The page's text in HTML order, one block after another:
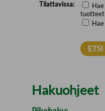
Tilattavissa:
tuotteet
Hakuohjeet